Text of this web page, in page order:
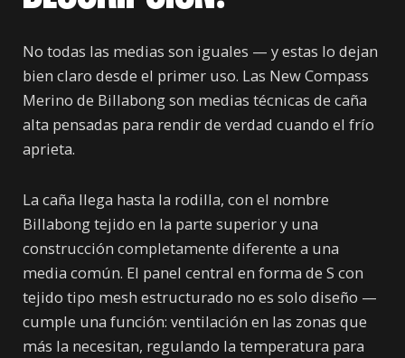
No todas las medias son iguales — y estas lo dejan
bien claro desde el primer uso. Las New Compass
Merino de Billabong son medias técnicas de caña
alta pensadas para rendir de verdad cuando el frío
aprieta.
La caña llega hasta la rodilla, con el nombre
Billabong tejido en la parte superior y una
construcción completamente diferente a una
media común. El panel central en forma de S con
tejido tipo mesh estructurado no es solo diseño —
cumple una función: ventilación en las zonas que
más la necesitan, regulando la temperatura para